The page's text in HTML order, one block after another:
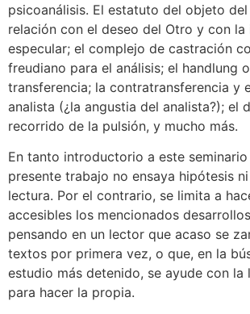
psicoanálisis. El estatuto del objeto
relación con el deseo del Otro y con la
especular; el complejo de castración
freudiano para el análisis; el handlung
transferencia; la contratransferencia y
analista (¿la angustia del analista?); el
recorrido de la pulsión, y mucho más.
En tanto introductorio a este
presente trabajo no ensaya hipótesis
lectura. Por el contrario, se limita a
accesibles los mencionados
pensando en un lector que acaso se
textos por primera vez, o que, en la
estudio más detenido, se ayude con
para hacer la propia.